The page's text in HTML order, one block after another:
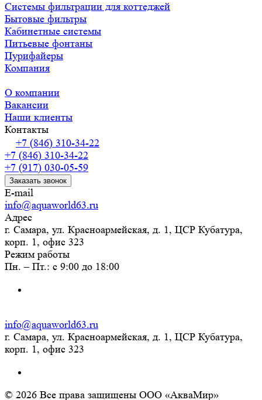
Системы фильтрации для коттеджей
Бытовые фильтры
Кабинетные системы
Питьевые фонтаны
Пурифайеры
Компания
О компании
Вакансии
Наши клиенты
Контакты
+7 (846) 310-34-22
+7 (846) 310-34-22
+7 (917) 030-05-59
Заказать звонок
E-mail
info@aquaworld63.ru
Адрес
г. Самара, ул. Красноармейская, д. 1, ЦСР Кубатура,
корп. 1, офис 323
Режим работы
Пн. – Пт.: с 9:00 до 18:00
info@aquaworld63.ru
г. Самара, ул. Красноармейская, д. 1, ЦСР Кубатура,
корп. 1, офис 323
© 2026 Все права защищены ООО «АкваМир»